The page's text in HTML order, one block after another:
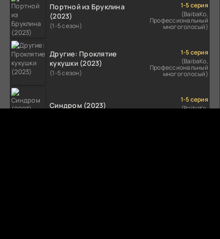
Портной из Бруклина
(2023)
(1-5 сезон)
1-5 серия
(BaibaKo,
Профессиональный
многоголосый)
Другие: Проклятие
кукушки (2023)
(1-5 сезон)
1-5 серия
(BaibaKo,
Профессиональный
многоголосый)
Синдром (2023)
1-5 серия
(BaibaKo,